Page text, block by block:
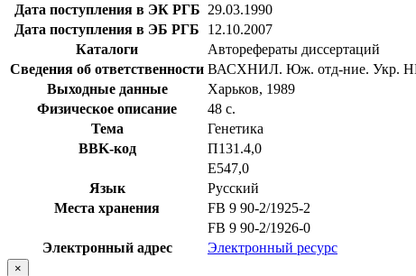
Дата поступления в ЭК РГБ 29.03.1990
Дата поступления в ЭБ РГБ
12.10.2007
Каталоги
Авторефераты диссертаций
Сведения об ответственности ВАСХНИЛ. Юж. отд-ние. Укр.
Выходные данные
Харьков, 1989
Физическое описание
48 с.
Тема
Генетика
BBK-код
П131.4,0
Е547,0
Язык
Русский
Места хранения
FB 9 90-2/1925-2
FB 9 90-2/1926-0
Электронный адрес
Электронный ресурс
×